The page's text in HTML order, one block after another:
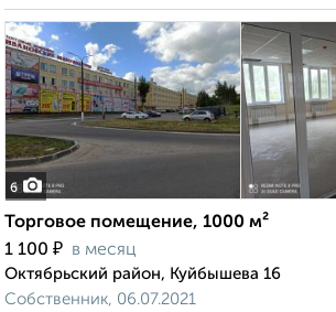
6
Торговое помещение, 1000 м²
1 100 ₽ в месяц
Октябрьский район, Куйбышева 16
Собственник, 06.07.2021